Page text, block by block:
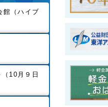
館（ハイブ
10月９日